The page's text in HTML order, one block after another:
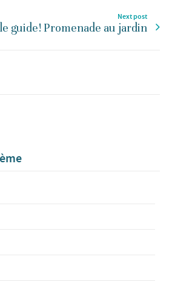
Next post
guide! Promenade au jardin